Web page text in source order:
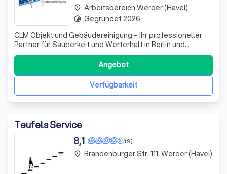
CLM Objekt und Gebäudereinigung – Ihr professioneller
Partner für Sauberkeit und Werterhalt in Berlin und
Umgebung Sauberkeit ist mehr als nur Optik – sie ist die
Grundlage für Wohlbefinden, Hygiene und den
langfristigen Werterhalt von Immobilien und
Gewerbeflächen. Die CLM Objekt und Gebäudereinigu
Verfügbarkeit
Angebot
place Arbeitsbereich Werder (Havel)
timelapse Gegründet 2026
Teufels Service
(9)
8,1
place Brandenburger Str. 111, Werder (Havel)